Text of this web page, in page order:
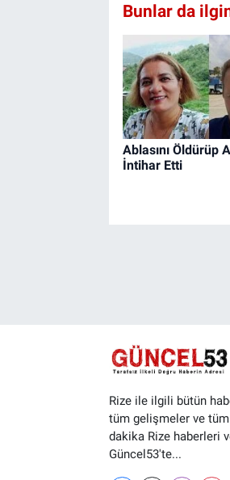
Bunlar da
Ablasını Öldürüp
İntihar Etti
Rize ile ilgili bütün
tüm gelişmeler ve
dakika Rize haberleri
Güncel53'te...